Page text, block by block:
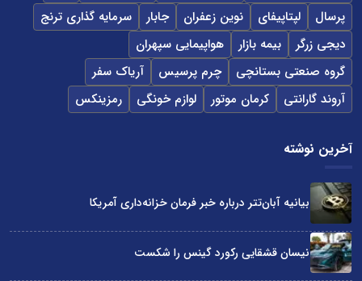
پرسال
لپتاپیفای نوین زعفران جابار
سرمایه گذاری ترنج
دیجی زرگر
بیمه بازار
هواپیمایی سپهران
گروه صنعتی بستانچی
چرم پرسیس
آریاک سفر
آروند گارانتی
کرمان موتور لوازم خونگی رمزینکس
آخرین نوشته
بیانیه آبان‌تتر درباره خبر فرمان خزانه‌داری آمریکا
نیسان قشقایی رکورد گینس را شکست